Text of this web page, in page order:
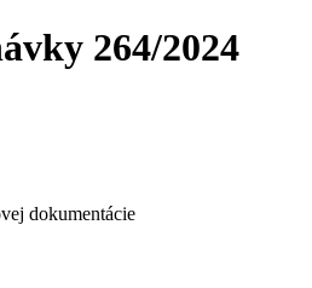
264/2024
dokumentácie